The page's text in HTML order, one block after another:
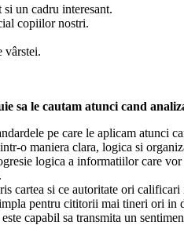
un cadru interesant.
copiilor nostri.
vârstei.
sa le cautam atunci cand
pe care le aplicam atunci
o maniera clara, logica si
logica a informatiilor care
cartea si ce autoritate ori calificari
pentru cititorii mai tineri ori
capabil sa transmita un